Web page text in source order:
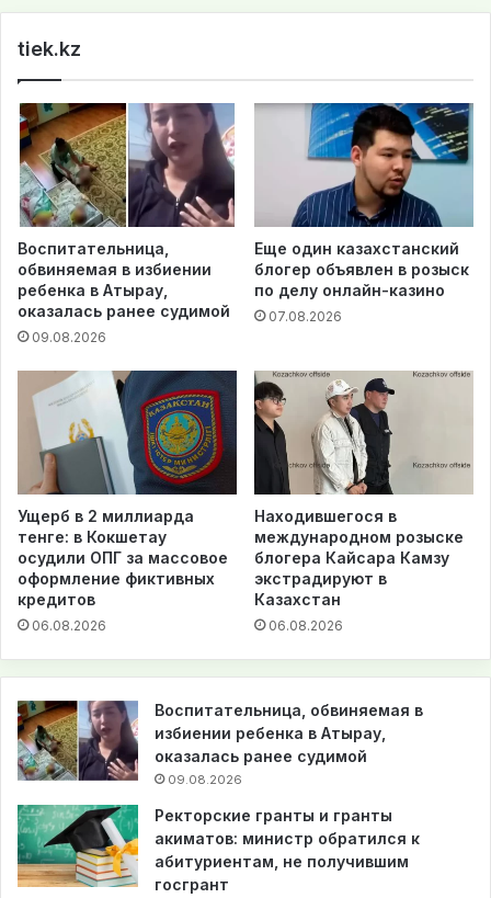
te
tiek.kz
Воспитательница,
обвиняемая в избиении
ребенка в Атырау,
оказалась ранее судимой
09.08.2026
Еще один казахстанский
блогер объявлен в розыск
по делу онлайн-казино
07.08.2026
Ущерб в 2 миллиарда
тенге: в Кокшетау
осудили ОПГ за массовое
оформление фиктивных
кредитов
06.08.2026
Находившегося в
международном розыске
блогера Кайсара Камзу
экстрадируют в
Казахстан
06.08.2026
Воспитательница, обвиняемая в
избиении ребенка в Атырау,
оказалась ранее судимой
09.08.2026
Ректорские гранты и гранты
акиматов: министр обратился к
абитуриентам, не получившим
госгрант